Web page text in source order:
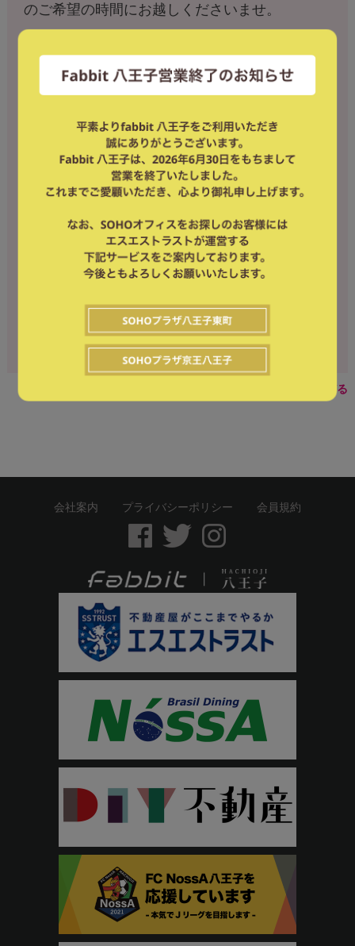
のご希望の時間にお越しくださいませ。
○日時○
2022年6月28日(火) 13:00~16:00
無料 (ご希望の時間にご予約ください。)
※事前予約が必須となっております。
fabbit八王子スタッフまでご連絡ください。
皆様のご参加をお待ちしております！
一覧にもどる
会社案内 プライバシーポリシー 会員規約